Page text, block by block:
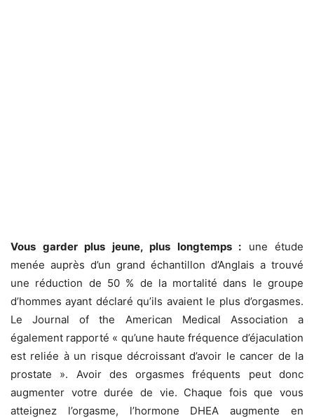
Vous garder plus jeune, plus longtemps : une étude
menée auprès d’un grand échantillon d’Anglais a trouvé
une réduction de 50 % de la mortalité dans le groupe
d’hommes ayant déclaré qu’ils avaient le plus d’orgasmes.
Le Journal of the American Medical Association a
également rapporté « qu’une haute fréquence d’éjaculation
est reliée à un risque décroissant d’avoir le cancer de la
prostate ». Avoir des orgasmes fréquents peut donc
augmenter votre durée de vie. Chaque fois que vous
atteignez l’orgasme, l’hormone DHEA augmente en